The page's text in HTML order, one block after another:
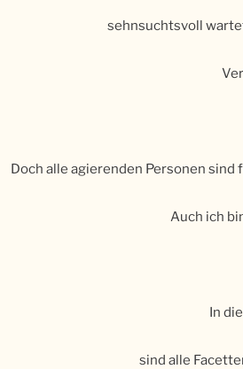
sehnsuchtsvoll
Doch alle agierenden Personen
Auch ich
In
sind alle